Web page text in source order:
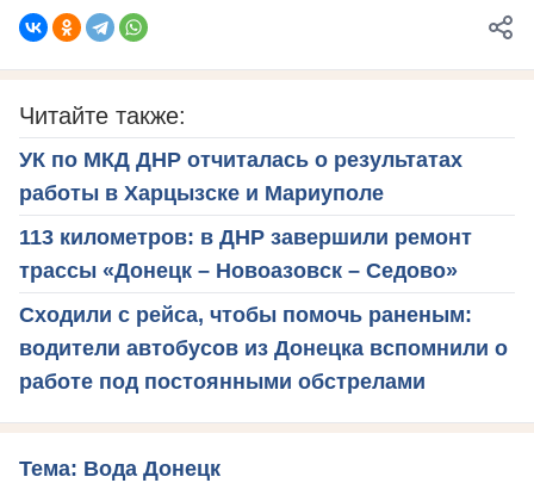
Читайте также:
УК по МКД ДНР отчиталась о результатах
работы в Харцызске и Мариуполе
113 километров: в ДНР завершили ремонт
трассы «Донецк – Новоазовск – Седово»
Сходили с рейса, чтобы помочь раненым:
водители автобусов из Донецка вспомнили о
работе под постоянными обстрелами
Тема: Вода Донецк